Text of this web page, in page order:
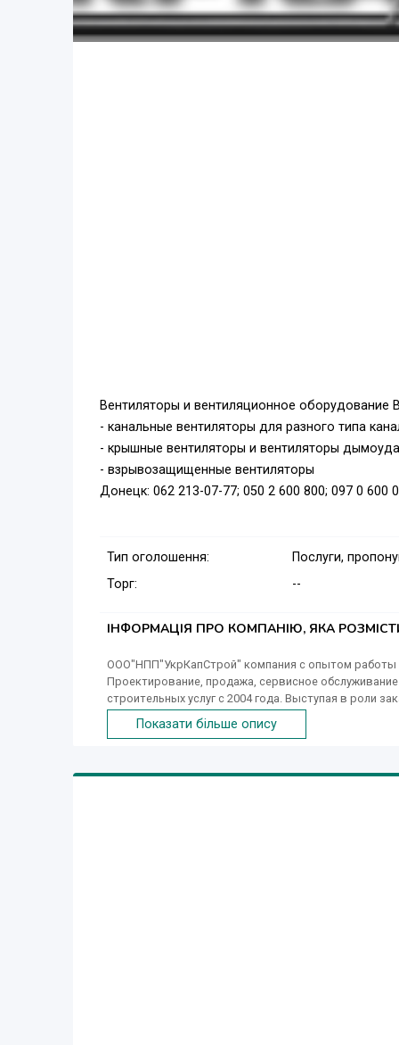
Вентиляторы и вентиляционное оборудование
- канальные вентиляторы для разного типа
- крышные вентиляторы и вентиляторы
- взрывозащищенные вентиляторы
Донецк: 062 213-07-77; 050 2 600 800; 097 0 600
Тип оголошення:
Послуги,
Торг:
--
ІНФОРМАЦІЯ ПРО КОМПАНІЮ, ЯКА
ООО"НПП"УкрКапСтрой" компания с опытом работы
Проектирование, продажа, сервисное
строительных услуг с 2004 года. Выступая в роли
работам, мы ценим время Заказчика и наших
специалист, что позволяет нам в оптимальные
Показати більше опису